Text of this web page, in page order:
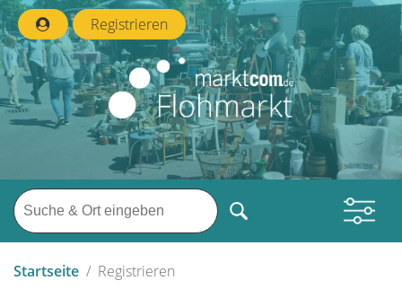
Registrieren
Startseite Registrieren